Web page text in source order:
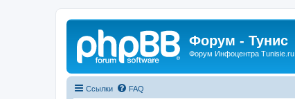
Форум - Тунис
Форум Инфоцентра Tunisie.ru
Ссылки FAQ